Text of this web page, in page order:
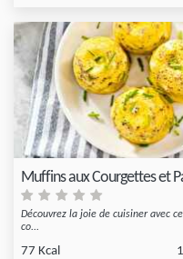
Muffins aux Courgettes et
Découvrez la joie de cuisiner avec
co...
77 Kcal